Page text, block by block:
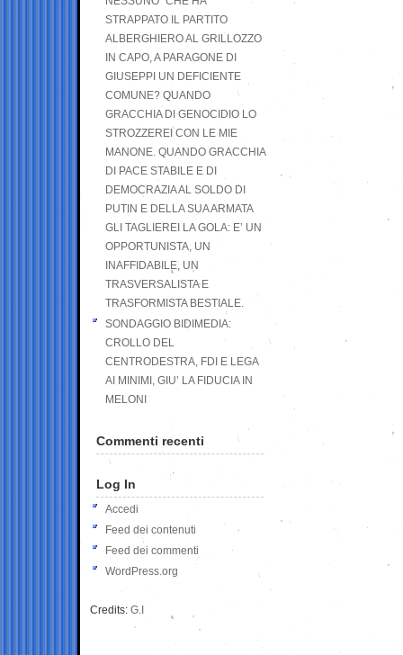
STRAPPATO IL PARTITO
ALBERGHIERO AL GRILLOZZO
IN CAPO, A PARAGONE DI
GIUSEPPI UN DEFICIENTE
COMUNE? QUANDO
GRACCHIA DI GENOCIDIO LO
STROZZEREI CON LE MIE
MANONE. QUANDO GRACCHIA
DI PACE STABILE E DI
DEMOCRAZIA AL SOLDO DI
PUTIN E DELLA SUA ARMATA
GLI TAGLIEREI LA GOLA: E’ UN
OPPORTUNISTA, UN
INAFFIDABILE, UN
TRASVERSALISTA E
TRASFORMISTA BESTIALE.
SONDAGGIO BIDIMEDIA:
CROLLO DEL
CENTRODESTRA, FDI E LEGA
AI MINIMI, GIU’ LA FIDUCIA IN
MELONI
Commenti recenti
Log In
Accedi
Feed dei contenuti
Feed dei commenti
WordPress.org
Credits: G.I